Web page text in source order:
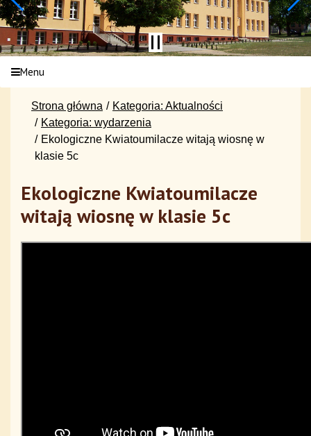
Menu
Strona główna
Kategoria: Aktualności
Kategoria: wydarzenia
Ekologiczne Kwiatoumilacze witają wiosnę w
klasie 5c
Ekologiczne Kwiatoumilacze
witają wiosnę w klasie 5c